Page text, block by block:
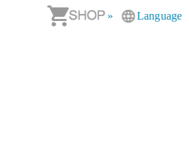
» Language